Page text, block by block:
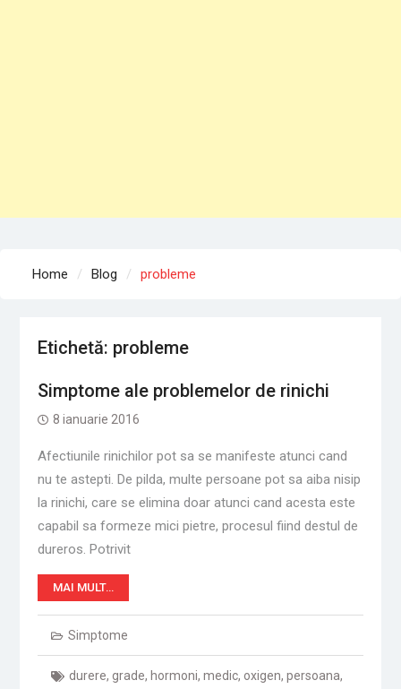
Home Blog probleme
Etichetă: probleme
Simptome ale problemelor de rinichi
8 ianuarie 2016
Afectiunile rinichilor pot sa se manifeste atunci cand
nu te astepti. De pilda, multe persoane pot sa aiba nisip
la rinichi, care se elimina doar atunci cand acesta este
capabil sa formeze mici pietre, procesul fiind destul de
dureros. Potrivit
MAI MULT…
Simptome
durere, grade, hormoni, medic, oxigen, persoana,